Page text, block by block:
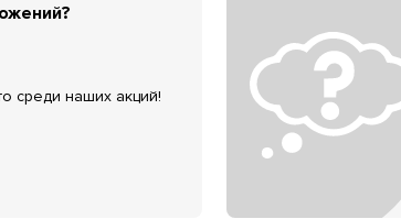
среди наших акций!